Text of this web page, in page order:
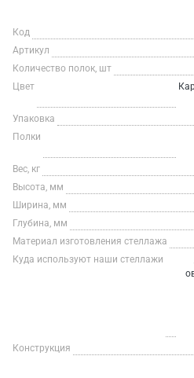
Код
Артикул
Количество полок, шт
Цвет
Упаковка
Полки
Вес, кг
Высота, мм
Ширина, мм
Глубина, мм
Материал изготовления стеллажа
Куда используют наши стеллажи
Конструкция